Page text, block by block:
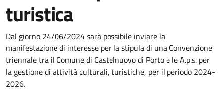
turistica
Dettagli della notizia
Dal giorno 24/06/2024 sarà possibile inviare la
manifestazione di interesse per la stipula di una Convenzione
triennale tra il Comune di Castelnuovo di Porto e le A.p.s. per
la gestione di attività culturali, turistiche, per il periodo 2024-
2026.